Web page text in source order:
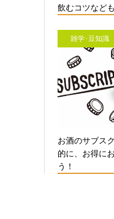
飲むコツなど
雑学･豆知識
お酒のサブス
的に、お得に
う！